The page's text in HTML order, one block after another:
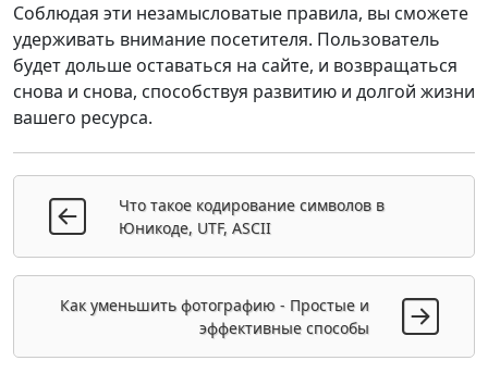
Соблюдая эти незамысловатые правила, вы сможете
удерживать внимание посетителя. Пользователь
будет дольше оставаться на сайте, и возвращаться
снова и снова, способствуя развитию и долгой жизни
вашего ресурса.
Что такое кодирование символов в
Юникоде, UTF, ASCII
Как уменьшить фотографию - Простые и
эффективные способы